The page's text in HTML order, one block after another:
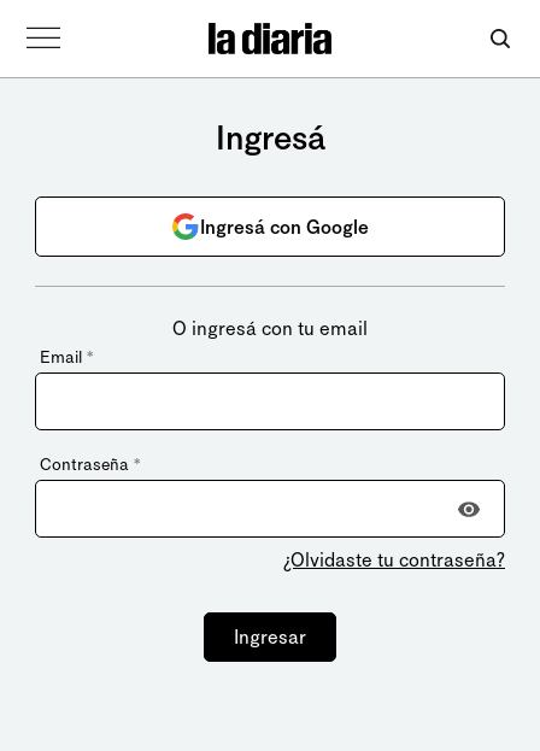
Ingresá
Ingresá con Google
O ingresá con tu email
Email *
Contraseña *
¿Olvidaste tu contraseña?
Ingresar